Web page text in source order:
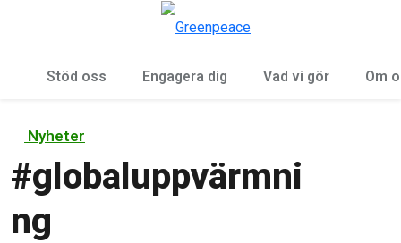
Stöd oss Engagera dig Vad vi gör Om
Nyheter
#globaluppvärmni
ng